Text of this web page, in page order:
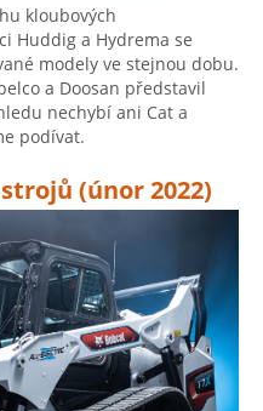
kloubových
Huddig a Hydrema se
modely ve stejnou dobu.
a Doosan představil
nechybí ani Cat a
podívat.
(únor 2022)